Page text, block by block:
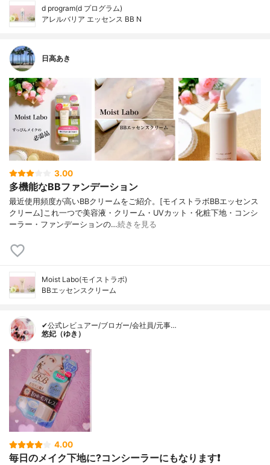
d program(d プログラム)
アレルバリア エッセンス BB N
日高あき
3.00
多機能なBBファンデーション
最近使用頻度が高いBBクリームをご紹介。[モイストラボBBエッセンス
クリーム]これ一つで美容液・クリーム・UVカット・化粧下地・コンシ
ーラー・ファンデーションの…続きを見る
Moist Labo(モイストラボ)
BBエッセンスクリーム
✔公式レビュアー/ブロガー/会社員/元事…
悠妃（ゆき）
4.00
毎日のメイク下地に?コンシーラーにもなります❗